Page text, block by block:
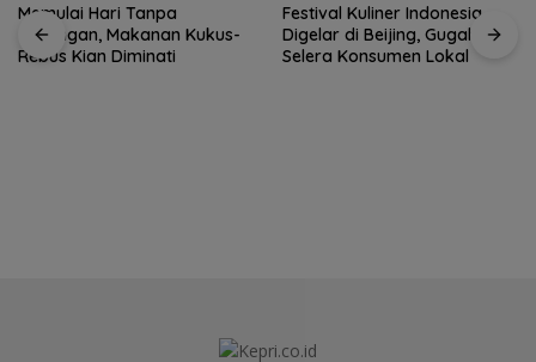
Memulai Hari Tanpa
Gorengan, Makanan Kukus-
Rebus Kian Diminati
Festival Kuliner Indonesia
Digelar di Beijing, Gugah
Selera Konsumen Lokal